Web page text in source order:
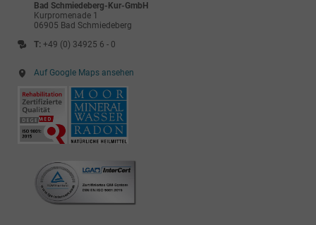
Bad Schmiedeberg-Kur-GmbH
Kurpromenade 1
06905 Bad Schmiedeberg
T:+49 (0) 34925 6 - 0
Auf Google Maps ansehen